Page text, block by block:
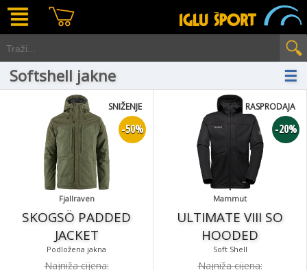
Softshell jakne ☰
Fjallraven
SKOGSÖ PADDED
JACKET
Podložena jakna
-50%
SNIŽENJE
Najniža cijena:
Mammut
ULTIMATE VIII SO
HOODED
Soft Shell
-20%
RASPRODAJA
Najniža cijena: